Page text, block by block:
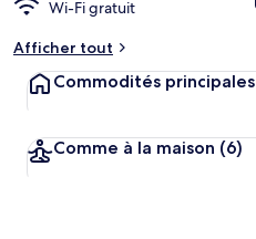
Wi-Fi gratuit
Afficher tout
Commodités principales
Comme à la maison (6)